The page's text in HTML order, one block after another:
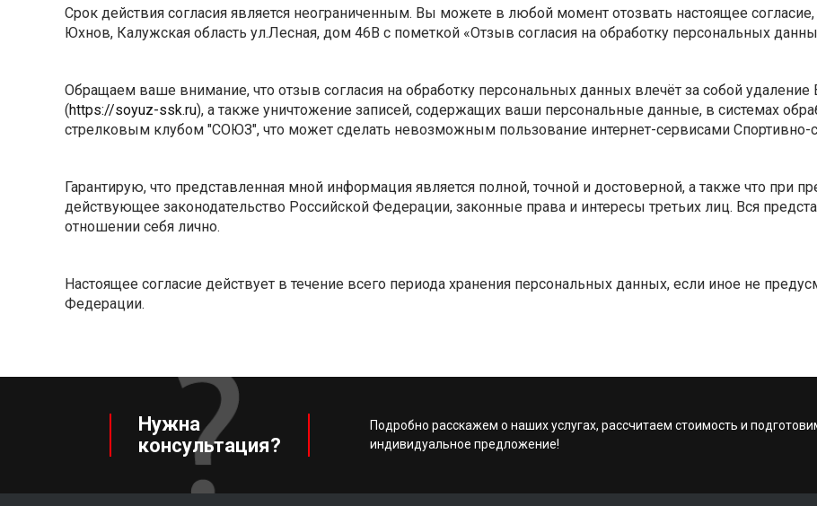
Срок действия согласия является неограниченным. Вы можете в любой момент отозвать настоящее
Юхнов, Калужская область ул.Лесная, дом 46В с пометкой «Отзыв согласия на обработку персональных
Обращаем ваше внимание, что отзыв согласия на обработку персональных данных влечёт за собой удаление
(https://soyuz-ssk.ru), а также уничтожение записей, содержащих ваши персональные данные, в системах
стрелковым клубом "СОЮЗ", что может сделать невозможным пользование интернет-сервисами
Гарантирую, что представленная мной информация является полной, точной и достоверной, а также что при
действующее законодательство Российской Федерации, законные права и интересы третьих лиц. Вся
отношении себя лично.
Настоящее согласие действует в течение всего периода хранения персональных данных, если иное не
Федерации.
Нужна
консультация?
Подробно расскажем о наших услугах, рассчитаем стоимость и
индивидуальное предложение!